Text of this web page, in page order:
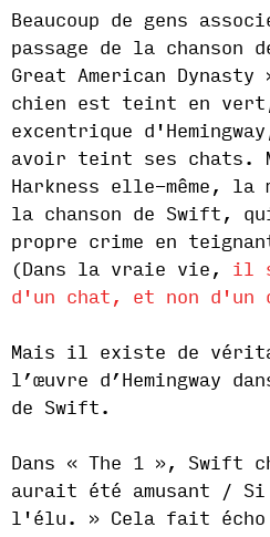
Beaucoup de gens
passage de la chanson
Great American
chien est teint en
excentrique
avoir teint ses chats.
Harkness elle-même, la
la chanson de Swift,
propre crime en
(Dans la vraie vie, il
d'un chat, et non d'un
Mais il existe de
l’œuvre d’Hemingway
de Swift.
Dans « The 1 », Swift
aurait été amusant /
l'élu. » Cela fait écho